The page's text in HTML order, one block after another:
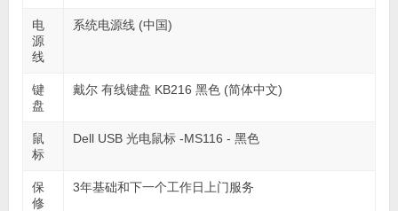
电
源
线
系统电源线 (中国)
键
盘
戴尔 有线键盘 KB216 黑色 (简体中文)
鼠
标
Dell USB 光电鼠标 -MS116 - 黑色
保
修
3年基础和下一个工作日上门服务